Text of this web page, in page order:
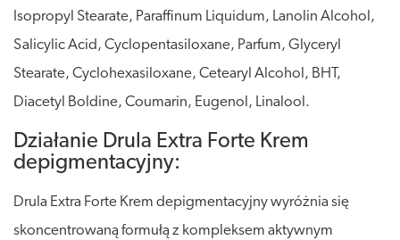
Isopropyl Stearate, Paraffinum Liquidum, Lanolin Alcohol,
Salicylic Acid, Cyclopentasiloxane, Parfum, Glyceryl
Stearate, Cyclohexasiloxane, Cetearyl Alcohol, BHT,
Diacetyl Boldine, Coumarin, Eugenol, Linalool.
Działanie Drula Extra Forte Krem
depigmentacyjny:
Drula Extra Forte Krem depigmentacyjny wyróżnia się
skoncentrowaną formułą z kompleksem aktywnym